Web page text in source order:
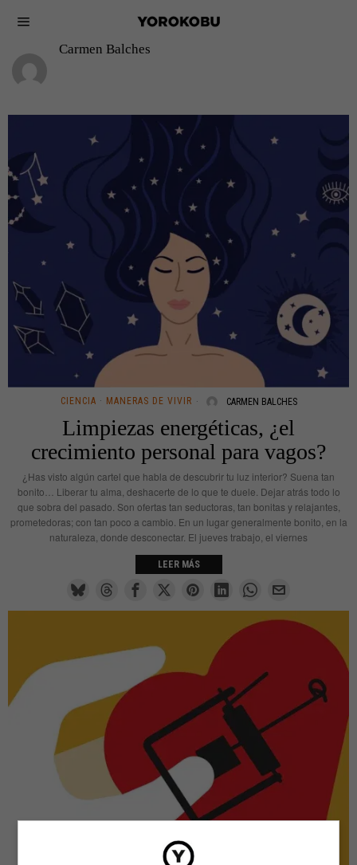
Carmen Balches
CIENCIA · MANERAS DE VIVIR CARMEN BALCHES
Limpiezas energéticas, ¿el
crecimiento personal para vagos?
¿Has visto algún cartel que habla de descubrir tu luz interior? Suena tan
bonito… Liberar tu alma, deshacerte de lo que te duele. Dejar atrás todo lo
que sobra del pasado. Son ofertas tan seductoras, tan bonitas y relajantes,
prometedoras; con tan poco a cambio. En un lugar generalmente bonito, en la
naturaleza, donde desconectar. El jueves trabajo, el viernes
LEER MÁS